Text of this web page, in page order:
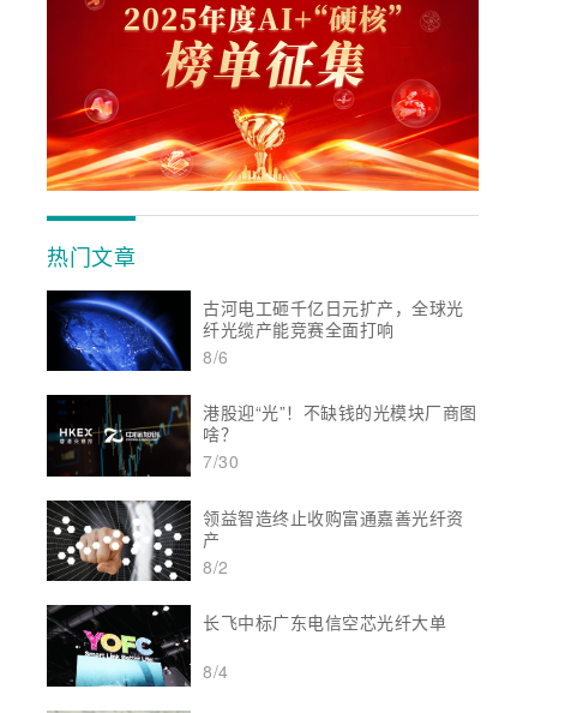
热门文章
古河电工砸千亿日元扩产，全球光
纤光缆产能竞赛全面打响
8/6
港股迎“光”！不缺钱的光模块厂商图
啥？
7/30
领益智造终止收购富通嘉善光纤资
产
8/2
长飞中标广东电信空芯光纤大单
8/4